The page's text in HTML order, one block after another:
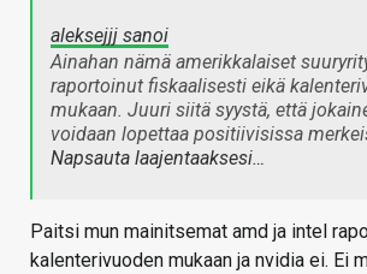
aleksejjj sanoi
Ainahan nämä amerikkalaiset
raportoinut fiskaalisesti eikä
mukaan. Juuri siitä syystä, että
voidaan lopettaa positiivisissa
Napsauta laajentaaksesi…
Paitsi mun mainitsemat amd ja intel
kalenterivuoden mukaan ja nvidia ei. Ei